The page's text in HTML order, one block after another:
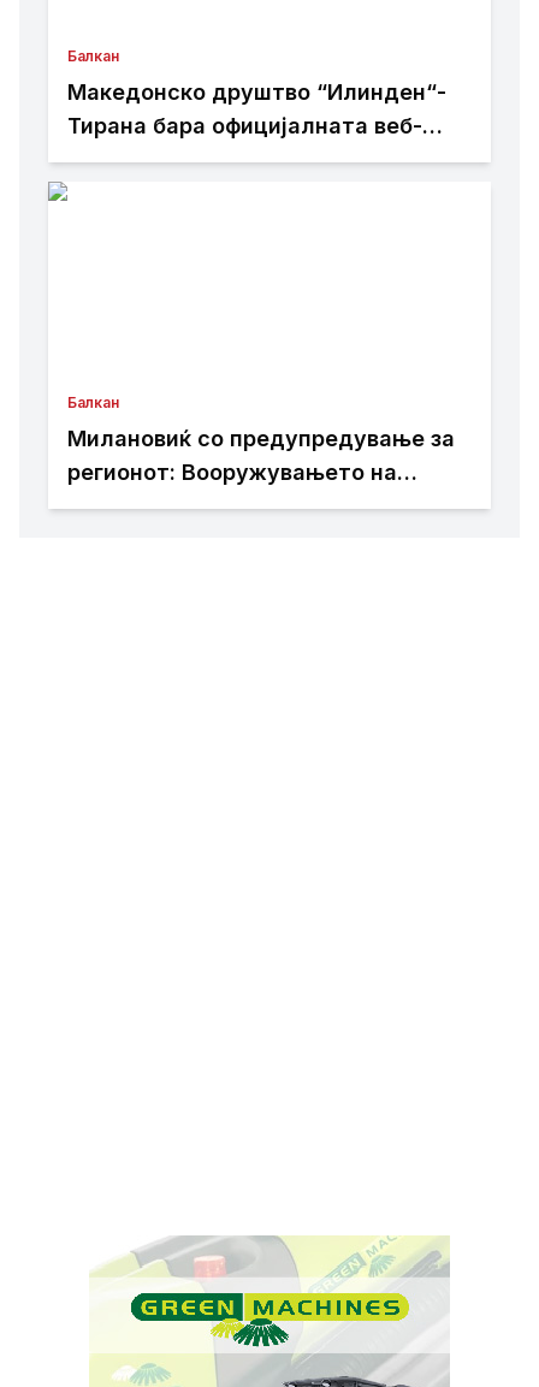
Балкан
Македонско друштво “Илинден“-
Тирана бара официјалната веб-
страница на Општина Пустец да
Балкан
Милановиќ со предупредување за
регионот: Вооружувањето на
Србија бара внимание